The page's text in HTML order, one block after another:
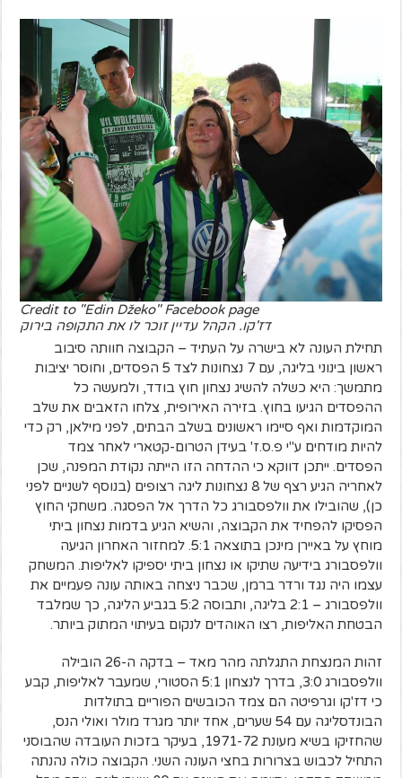
Credit to "Edin Džeko" Facebook page
דז'קו. הקהל עדיין זוכר לו את התקופה בירוק
תחילת העונה לא בישרה על העתיד – הקבוצה חוותה סיבוב
ראשון בינוני בליגה, עם 7 נצחונות לצד 5 הפסדים, וחוסר יציבות
מתמשך: היא כשלה להשיג נצחון חוץ בודד, ולמעשה כל
ההפסדים הגיעו בחוץ. בזירה האירופית, צלחו הזאבים את שלב
המוקדמות ואף סיימו ראשונים בשלב הבתים, לפני מילאן, רק כדי
להיות מודחים ע"י פ.ס.ז' בעידן הטרום-קטארי לאחר צמד
הפסדים. ייתכן דווקא כי ההדחה הזו הייתה נקודת המפנה, שכן
לאחריה הגיע רצף של 8 נצחונות ליגה רצופים (בנוסף לשניים לפני
כן), שהובילו את וולפסבורג כל הדרך אל הפסגה. משחקי החוץ
הפסיקו להפחיד את הקבוצה, והשיא הגיע בדמות נצחון ביתי
מוחץ על באיירן מינכן בתוצאה 5:1. למחזור האחרון הגיעה
וולפסבורג בידיעה שתיקו או נצחון ביתי יספיקו לאליפות. המשחק
עצמו היה נגד ורדר ברמן, שכבר ניצחה באותה עונה פעמיים את
וולפסבורג – 2:1 בליגה, ותבוסה 5:2 בגביע הליגה, כך שמלבד
הבטחת האליפות, רצו האוהדים לנקום בעיתוי המתוק ביותר.
זהות המנצחת התגלתה מהר מאד – בדקה ה-26 הובילה
וולפסבורג 3:0, בדרך לנצחון 5:1 הסטורי, שמעבר לאליפות, קבע
כי דז'קו וגרפיטה הם צמד הכובשים הפוריים בתולדות
הבונדסליגה עם 54 שערים, אחד יותר מגרד מולר ואולי הנס,
שהחזיקו בשיא מעונת 1971-72, בעיקר בזכות העובדה שהבוסני
התחיל לכבוש בצרורות בחצי העונה השני. הקבוצה כולה נהנתה